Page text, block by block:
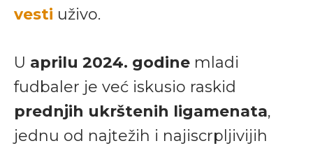
vesti uživo.
U aprilu 2024. godine mladi
fudbaler je već iskusio raskid
prednjih ukrštenih ligamenata,
jednu od najtežih i najiscrpljivijih